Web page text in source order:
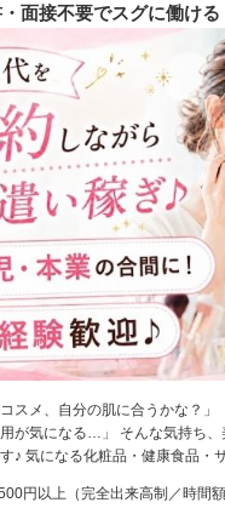
面接不要でスグに働け
コスメ、自分の肌に合うかな？」
が気になる…」 そんな気持ち
♪ 気になる化粧品・健康食品・
円以上（完全出来高制／時間